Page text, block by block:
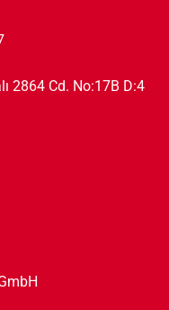
2864 Cd. No:17B D:4